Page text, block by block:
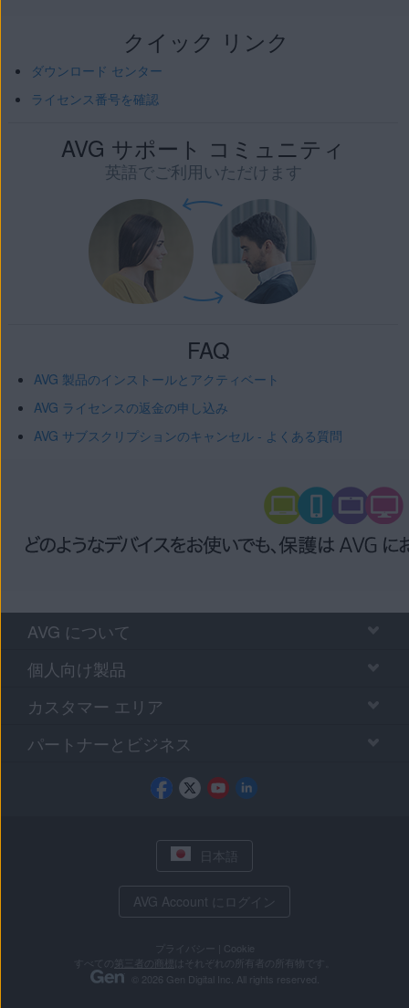
クイック リンク
ダウンロード センター
ライセンス番号を確認
AVG サポート コミュニティ
英語でご利用いただけます
FAQ
AVG 製品のインストールとアクティベート
AVG ライセンスの返金の申し込み
AVG サブスクリプションのキャンセル - よくある質問
AVG について
個人向け製品
カスタマー エリア
パートナーとビジネス
日本語
AVG Account にログイン
プライバシー
Cookie
第三者の商標
はそれぞれの所有者の所有物です。
© 2026 Gen Digital Inc. All rights reserved.